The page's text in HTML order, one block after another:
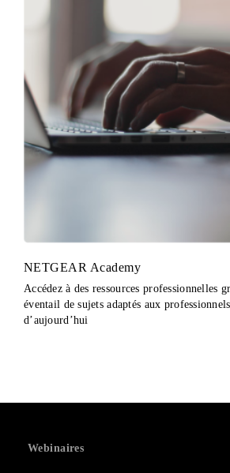
NETGEAR Academy
Accédez à des ressources professionnelles
éventail de sujets adaptés aux
d’aujourd’hui
Webinaires